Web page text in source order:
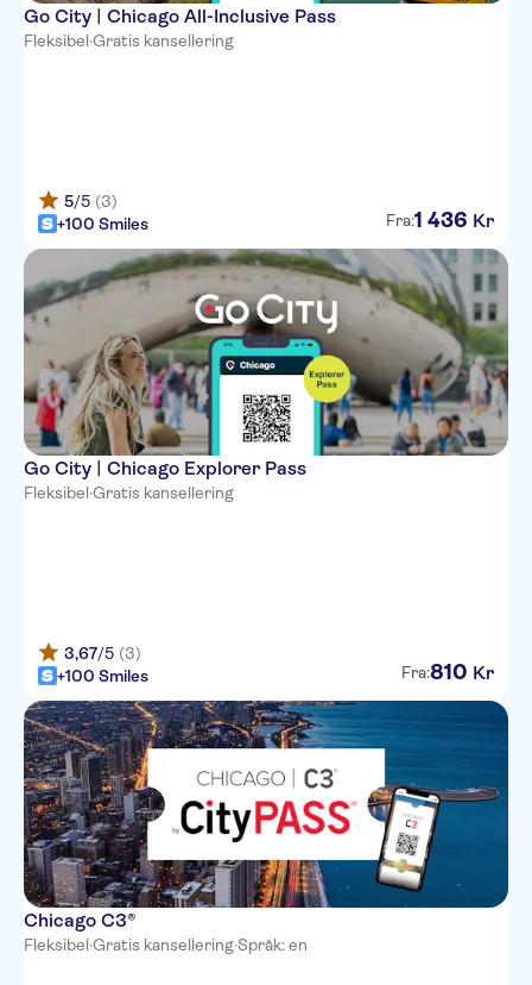
Go City | Chicago All-Inclusive Pass
Fleksibel·Gratis kansellering
5/5 (3)
+100 Smiles
Fra:1 436 Kr
Go City | Chicago Explorer Pass
Fleksibel·Gratis kansellering
3,67/5 (3)
+100 Smiles
Fra:810 Kr
Chicago C3®
Fleksibel·Gratis kansellering·Språk: en